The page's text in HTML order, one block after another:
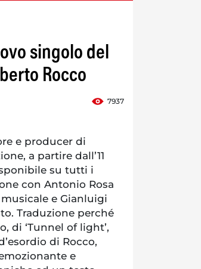
singolo del
Rocco
7937
e producer di
a partire dall’11
su tutti i
con Antonio Rosa
e Gianluigi
Traduzione perché
di ‘Tunnel of light’,
di Rocco,
e